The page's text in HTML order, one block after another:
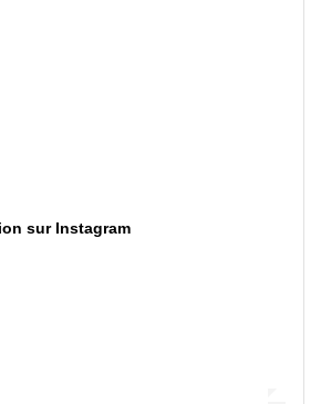
sur Instagram